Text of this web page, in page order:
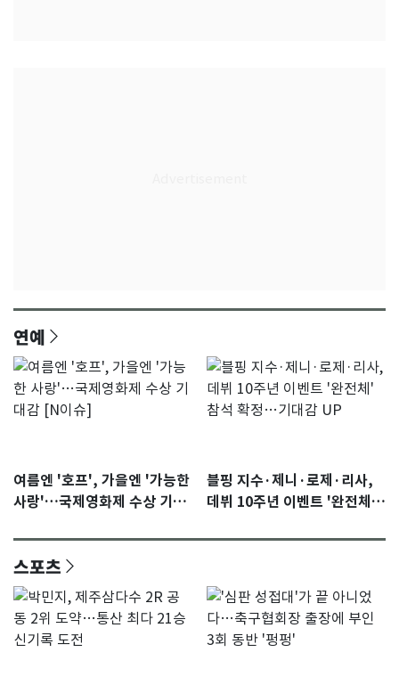
연예
여름엔 '호프', 가을엔 '가능한
사랑'…국제영화제 수상 기대
블핑 지수·제니·로제·리사,
데뷔 10주년 이벤트 '완전체'
스포츠